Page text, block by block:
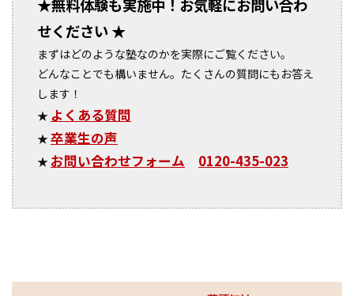
★無料体験も実施中！お気軽にお問い合わ
せください ★
まずはどのような塾なのかを実際にご覧ください。
どんなことでも構いません。たくさんの質問にもお答え
します！
★ よくある質問
★卒業生の声
★ お問い合わせフォーム 0120-435-023